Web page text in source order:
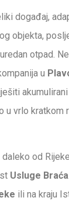
događaj,
objekta,
otpad.
u
u vrlo kratkom
daleko od
Usluge Braća
ili na kraju